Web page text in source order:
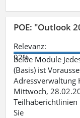
POE: "Outlook
Relevanz:
92%
beide Module
(Basis) ist
Mittwoch,
Sie